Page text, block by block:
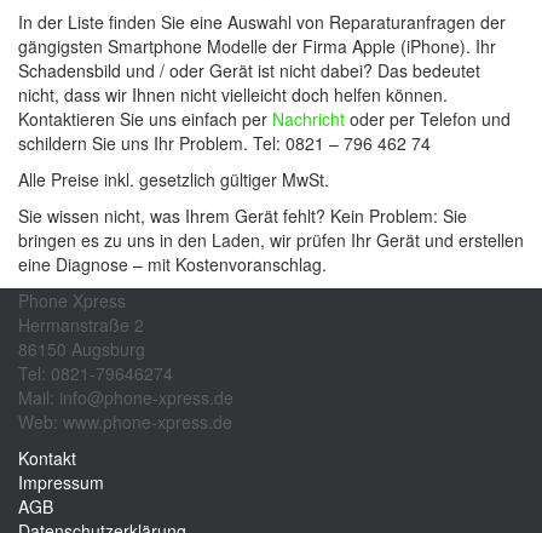
In der Liste finden Sie eine Auswahl von Reparaturanfragen der
gängigsten Smartphone Modelle der Firma Apple (iPhone). Ihr
Schadensbild und / oder Gerät ist nicht dabei? Das bedeutet
nicht, dass wir Ihnen nicht vielleicht doch helfen können.
Kontaktieren Sie uns einfach per Nachricht oder per Telefon und
schildern Sie uns Ihr Problem. Tel: 0821 – 796 462 74
Alle Preise inkl. gesetzlich gültiger MwSt.
Sie wissen nicht, was Ihrem Gerät fehlt? Kein Problem: Sie
bringen es zu uns in den Laden, wir prüfen Ihr Gerät und erstellen
eine Diagnose – mit Kostenvoranschlag.
Phone Xpress
Hermanstraße 2
86150 Augsburg
Tel: 0821-79646274
Mail: info@phone-xpress.de
Web: www.phone-xpress.de
Kontakt
Impressum
AGB